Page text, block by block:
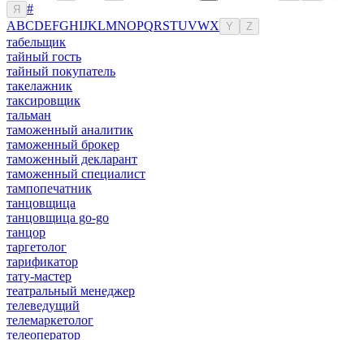
Я
#
ABCDEFGHIJKLMNOPQRSTUVWX Y Z
табельщик
тайный гость
тайный покупатель
такелажник
таксировщик
тальман
таможенный аналитик
таможенный брокер
таможенный декларант
таможенный специалист
тампопечатник
танцовщица
танцовщица go-go
танцор
таргетолог
тарификатор
тату-мастер
театральный менеджер
телеведущий
телемаркетолог
телеоператор